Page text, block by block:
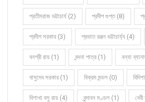
প্রতীমরাজ ভট্টাচার্য (2) প্রদীপ গুপ্ত (8)
প্রদীপ সরকার (3) প্রভাত রঞ্জন ভট্টাচার্য্য (4)
বনশ্রী রায় (1) বন্দনা পাত্র (1) বন্যা
বাসুদেব সরকার (1) বিক্রম মন্ডল (0)
বিশাখা বসু রায় (4) বৃন্দাবন মণ্ডল (1)